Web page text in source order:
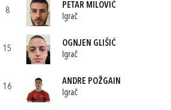
8
PETAR MILOVIĆ
Igrač
15
OGNJEN GLIŠIĆ
Igrač
16
ANDRE POŽGAIN
Igrač